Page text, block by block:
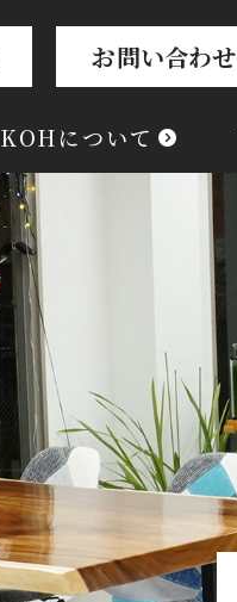
お問い合わせ
KOHについて